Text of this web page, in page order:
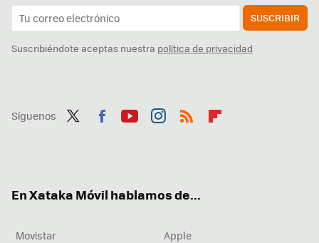
SUSCRIBIR
Suscribiéndote aceptas nuestra política de privacidad
Síguenos
En Xataka Móvil hablamos de...
Movistar
Apple